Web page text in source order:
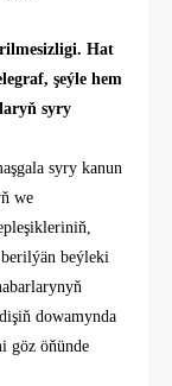
Hat
, şeýle hem
syry
syry kanun
we
berilýän beýleki
dowamynda
göz öňünde